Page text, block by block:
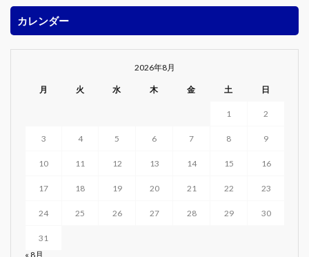
カレンダー
2026年8月
月 火 水 木 金 土 日
1 2
3 4 5 6 7 8 9
10 11 12 13 14 15 16
17 18 19 20 21 22 23
24 25 26 27 28 29 30
31
« 8月